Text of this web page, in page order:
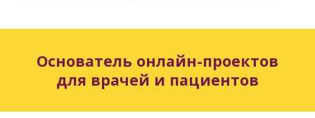
Основатель онлайн-проектов
для врачей и пациентов